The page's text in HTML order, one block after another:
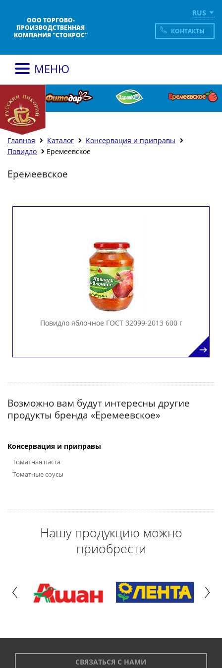
ООО ТОРГОВО-
ПРОИЗВОДСТВЕННАЯ
КОМПАНИЯ "СТОКРОС"
RUS
КОНТАКТЫ
МЕНЮ
Главная Каталог
Консервация и приправы
Повидло
Еремеевское
Еремеевское
Повидло яблочное ГОСТ 32099-2013 600 г
Возможно вам будут интересны другие
продукты бренда «Еремеевское»
Консервация и приправы
Томатная паста
Томатные соусы
Нашу продукцию можно
приобрести
СВЯЗАТЬСЯ С НАМИ